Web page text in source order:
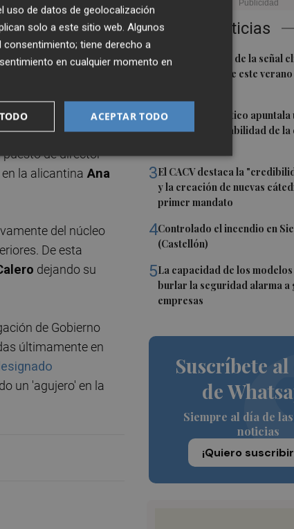
Últimas Noticias
1 La FAO advierte de la señal
"excepcional" de este
2El cambio climático apuntala
revela la vulnerabilidad de la
3El CACV destaca la
y la creación de nuevas
primer mandato
4Controlado el incendio en
(Castellón)
5La capacidad de los
burlar la seguridad alarma a
empresas
Suscríbete
de
Siempre al día de
noticias
¡Quiero
Organización del
se encuentra en su
y Cohesión
en los
de director
la alicantina Ana
del núcleo
De esta
dejando su
de Gobierno
últimamente en
un 'agujero' en la
uso de datos de geolocalización
solo a este sitio web. Algunos
consentimiento; tiene derecho a
en cualquier momento en
ACEPTAR TODO